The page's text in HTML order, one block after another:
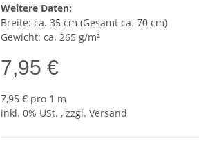
Weitere Daten:
Breite: ca. 35 cm (Gesamt ca. 70 cm)
Gewicht: ca. 265 g/m²
7,95 €
7,95 € pro 1 m
inkl. 0% USt. , zzgl. Versand